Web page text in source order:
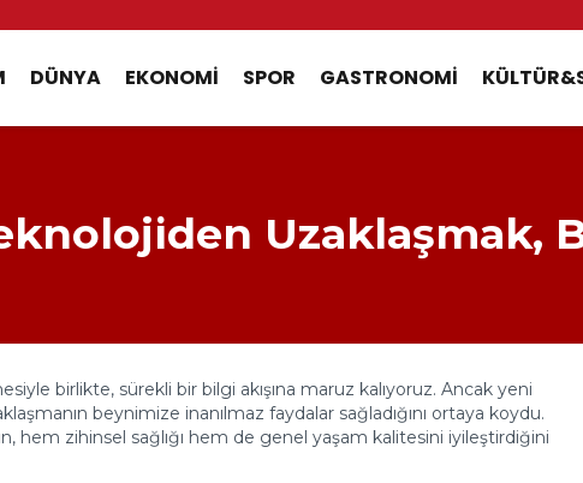
DÜNYA EKONOMI SPOR GASTRONOMI
Uzaklaşmak,
birlikte, sürekli bir bilgi akışına maruz kalıyoruz. Ancak yeni
beynimize inanılmaz faydalar sağladığını ortaya koydu.
hem zihinsel sağlığı hem de genel yaşam kalitesini iyileştirdiğini